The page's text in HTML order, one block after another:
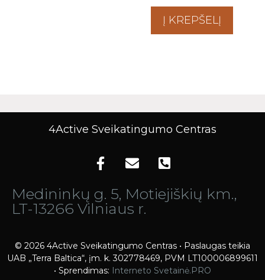
Į KREPŠELĮ
4Active Sveikatingumo Centras
Medininkų g. 5, Motiejiškių km.,
LT-13266 Vilniaus r.
© 2026 4Active Sveikatingumo Centras • Paslaugas teikia
UAB „Terra Baltica“, įm. k. 302778469, PVM LT100006899611
• Sprendimas: Interneto Svetainė.PRO